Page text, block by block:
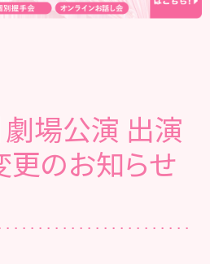
劇場公演 出演
更のお知らせ